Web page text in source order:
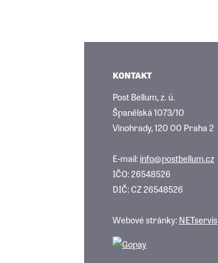
KONTAKT
Post Bellum, z. ú.
Španělská 1073/10
Vinohrady, 120 00 Praha 2
E-mail:info@postbellum.cz
IČO: 26548526
DIČ: CZ 26548526
Webové stránky:NETservis